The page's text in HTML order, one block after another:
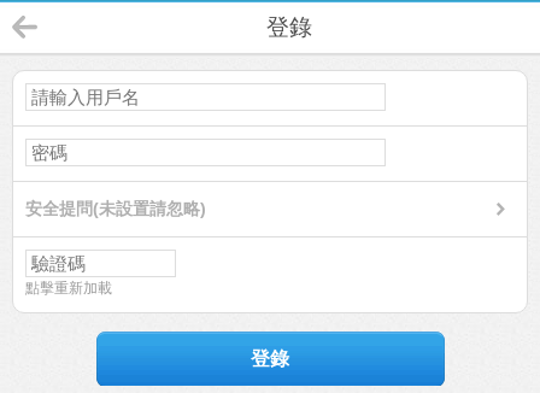
登錄
安全提問(未設置請忽略)
點擊重新加載
登錄